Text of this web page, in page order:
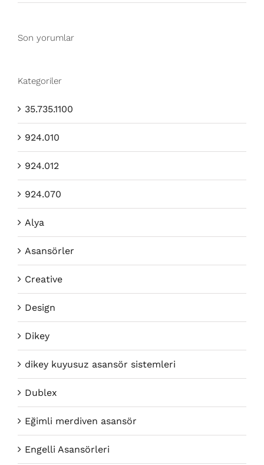
Son yorumlar
Kategoriler
35.735.1100
924.010
924.012
924.070
Alya
Asansörler
Creative
Design
Dikey
dikey kuyusuz asansör sistemleri
Dublex
Eğimli merdiven asansör
Engelli Asansörleri